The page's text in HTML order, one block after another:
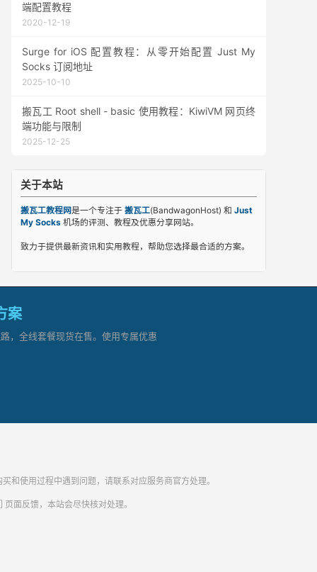
端配置教程
2020-12-19
Surge for iOS 配置教程：从零开始配置 Just My
Socks 订阅地址
2025-10-10
搬瓦工 Root shell - basic 使用教程：KiwiVM 网页终
端功能与限制
2025-12-25
关于本站
搬瓦工教程网是一个专注于 搬瓦工(BandwagonHost) 和 Just
My Socks 机场的评测、教程及优惠分享网站。
致力于提供最新资讯和实用教程，帮助您选择最合适的方案。
案
，全线套餐现货在售。使用专属优惠
使用过程中遇到问题，请联系对应服务商官方处理。
页面反馈，本站会尽快核对处理。